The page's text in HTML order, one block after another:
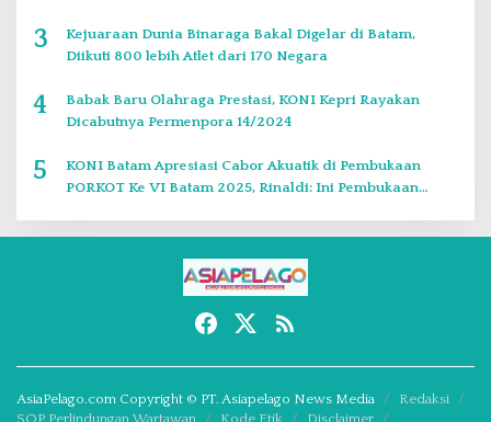
3
Kejuaraan Dunia Binaraga Bakal Digelar di Batam,
Diikuti 800 lebih Atlet dari 170 Negara
4
Babak Baru Olahraga Prestasi, KONI Kepri Rayakan
Dicabutnya Permenpora 14/2024
5
KONI Batam Apresiasi Cabor Akuatik di Pembukaan
PORKOT Ke VI Batam 2025, Rinaldi: Ini Pembukaan
AsiaPelago.com Copyright © PT. Asiapelago News Media
Redaksi
SOP Perlindungan Wartawan
Kode Etik Disclaimer